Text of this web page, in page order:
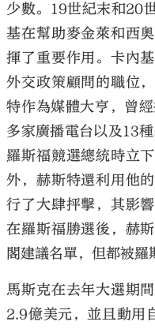
少數。19世紀末和20
基在幫助麥金萊和西
揮了重要作用。卡內
外交政策顧問的職位
特作為媒體大亨，曾
多家廣播電台以及13
羅斯福競選總統時立
外，赫斯特還利用他
行了大肆抨擊，其影
在羅斯福勝選後，赫
閣建議名單，但都被羅
馬斯克在去年大選期
2.9億美元，並且動用